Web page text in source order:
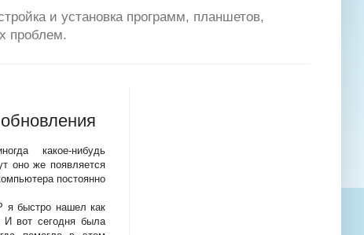
и установка программ, планшетов,
проблем.
какое-нибудь
оно же появляется
постоянно
я быстро нашел как
И вот сегодня была